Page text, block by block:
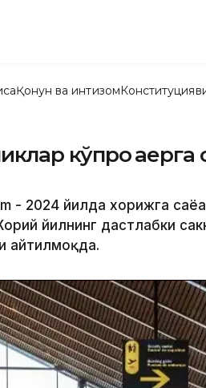
Қонун ва интизом
кўпроқ
- 2024 йилда хорижга
йилнинг дастлабки
айтилмоқда.